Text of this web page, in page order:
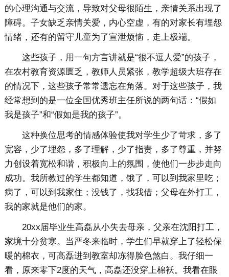
的心理沟通与交流，导致对父母很陌生，亲情关系出现了
障碍。子女缺乏亲情关爱，内心空虚，有的对家长有埋怨
情绪，还有的留守儿童为了宣泄烦恼，走上极端。
这些孩子，用一句方言讲就是“很不逗人爱”的孩子，
在农村教育资源匮乏，教师人员紧张，教学超级大班存在
的情况下，这些孩子常常遗忘在角落。对于这些孩子，我
经常想到的是一位全国优秀班主任所说的两句话：“假如
我是孩子”和“假如是我的孩子”。
这种换位思考的情感体验使我对学生少了苛求，多了
宽容，少了埋怨，多了理解，少了指责，多了尊重，并努
力创设着宽松和谐，积极向上的氛围，使他们一步步走向
成功。我所教过的学生都知道，饿了，可以到我家里吃；
病了，可以到我家住；没钱了，找我借；父母在外打工，
我的家就是他们的家。
20xx届毕业生高磊从小失去母亲，父亲在沈阳打工，
家境十分贫寒。当严冬来临时，学生们早就穿上了轻松保
暖的棉衣，可高磊进到教室却冻得脸色煞白。我仔细一
看，原来零下2度的天气，高磊还没穿上棉袄。我看在眼